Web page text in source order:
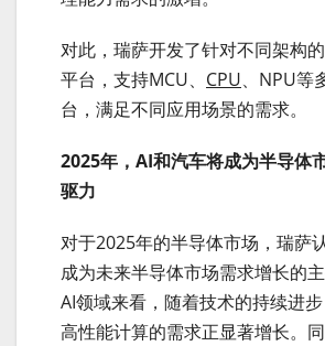
对此，瑞萨开发了针对不同架构
平台，支持MCU、 CPU、NPU等
台，满足不同应用场景的需求。
2025年，AI和汽车将成为半导体
驱力
对于2025年的半导体市场，瑞萨
成为未来半导体市场需求增长的
AI领域来看，随着技术的持续进
高性能计算的需求正显著增长。